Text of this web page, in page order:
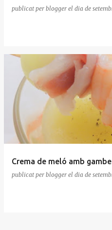
publicat per blogger el dia de
Crema de meló amb
publicat per blogger el dia de